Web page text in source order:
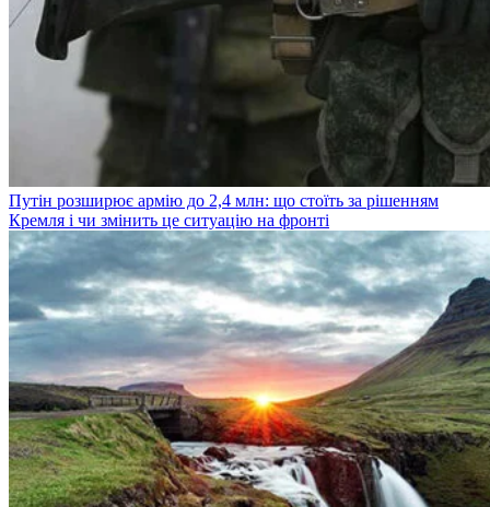
Путін розширює армію до 2,4 млн: що стоїть за рішенням
Кремля і чи змінить це ситуацію на фронті